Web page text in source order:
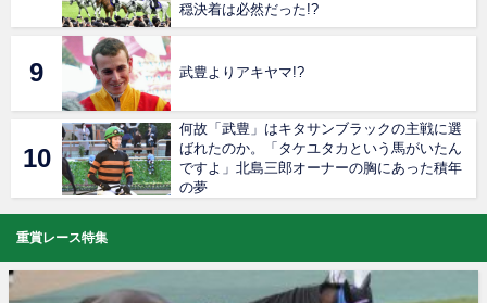
穏決着は必然だった!?
武豊よりアキヤマ!?
何故「武豊」はキタサンブラックの主戦に選
ばれたのか。「タケユタカという馬がいたん
ですよ」北島三郎オーナーの胸にあった積年
の夢
重賞レース特集